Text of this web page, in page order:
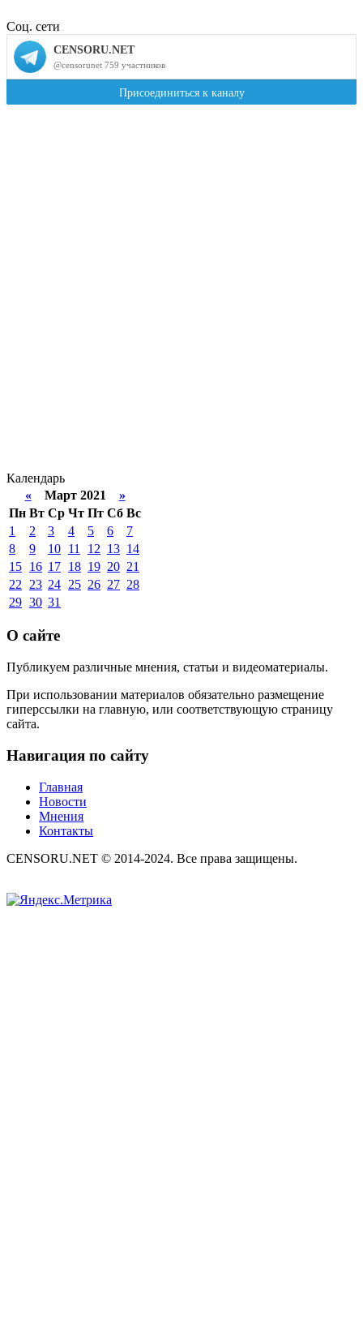
Соц. сети
Календарь
«Март 2021 »
Пн Вт Ср Чт Пт Сб Вс
1
2 3 4 5 6
7
8
9 10 11 12 13 14
15 16 17 18 19 20 21
22
23 24 25 26 27 28
29 30 31
О сайте
Публикуем различные мнения, статьи и видеоматериалы.
При использовании материалов обязательно размещение
гиперссылки на главную, или соответствующую страницу
сайта.
Навигация по сайту
Главная
Новости
Мнения
Контакты
CENSORU.NET © 2014-2024. Все права защищены.